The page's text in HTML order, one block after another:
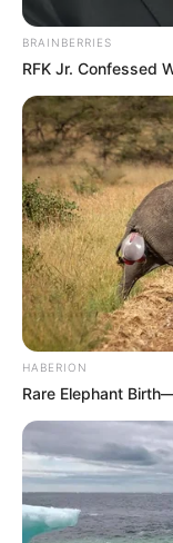
BRAINBERRIES
RFK Jr. Confessed
HABERION
Rare Elephant